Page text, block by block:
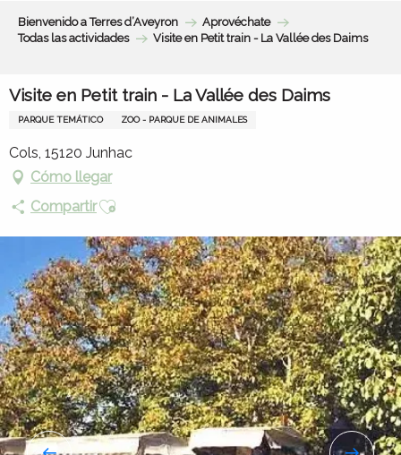
Bienvenido a Terres d’Aveyron
Aprovéchate
Todas las actividades
Visite en Petit train - La Vallée des Daims
Visite en Petit train - La Vallée des Daims
PARQUE TEMÁTICO ZOO - PARQUE DE ANIMALES
Cols, 15120 Junhac
Cómo llegar
CompartirAjouter aux favoris